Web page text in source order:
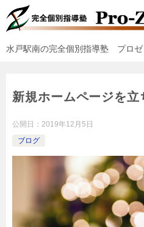
水戸駅南の完全個別指導塾 プロゼ
新規ホームページを立
公開日： 2019年12月5日
ブログ